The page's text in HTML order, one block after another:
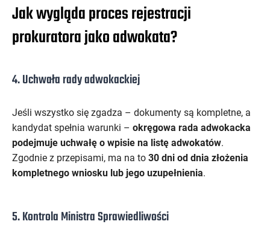
Jak wygląda proces rejestracji
prokuratora jako adwokata?
4. Uchwała rady adwokackiej
Jeśli wszystko się zgadza – dokumenty są kompletne, a
kandydat spełnia warunki – okręgowa rada adwokacka
podejmuje uchwałę o wpisie na listę adwokatów.
Zgodnie z przepisami, ma na to 30 dni od dnia złożenia
kompletnego wniosku lub jego uzupełnienia.
5. Kontrola Ministra Sprawiedliwości